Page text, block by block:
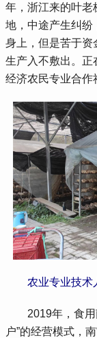
年，浙江来的叶老
地，中途产生纠纷
身上，但是苦于资
生产入不敷出。正
经济农民专业合作
农业专业技术
2019年，食用
户”的经营模式，